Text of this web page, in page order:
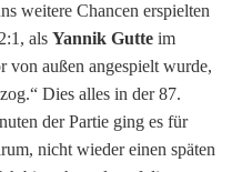
weitere Chancen erspielten
als Yannik Gutte im
von außen angespielt wurde,
Dies alles in der 87.
der Partie ging es für
nicht wieder einen späten